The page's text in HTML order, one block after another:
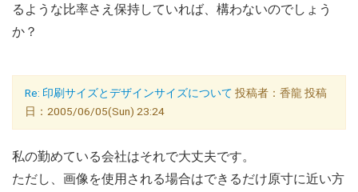
るような比率さえ保持していれば、構わないのでしょう
か？
Re: 印刷サイズとデザインサイズについて 投稿者：香龍 投稿
日：2005/06/05(Sun) 23:24
私の勤めている会社はそれで大丈夫です。
ただし、画像を使用される場合はできるだけ原寸に近い方